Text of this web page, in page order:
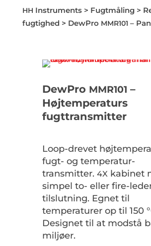
HH Instruments> Fugtmåling>
fugtighed > DewPro MMR101 –
DewPro MMR101 –
Højtemperaturs
fugttransmitter
Loop-drevet
fugt- og temperatur-
transmitter. 4Xkabinet
simpel to- eller fire-
tilslutning. Egnet til
temperaturer op til 150
Designet til at modstå
miljøer.